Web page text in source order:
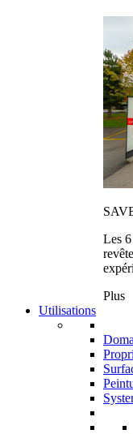
Les
Plus
Utilisations